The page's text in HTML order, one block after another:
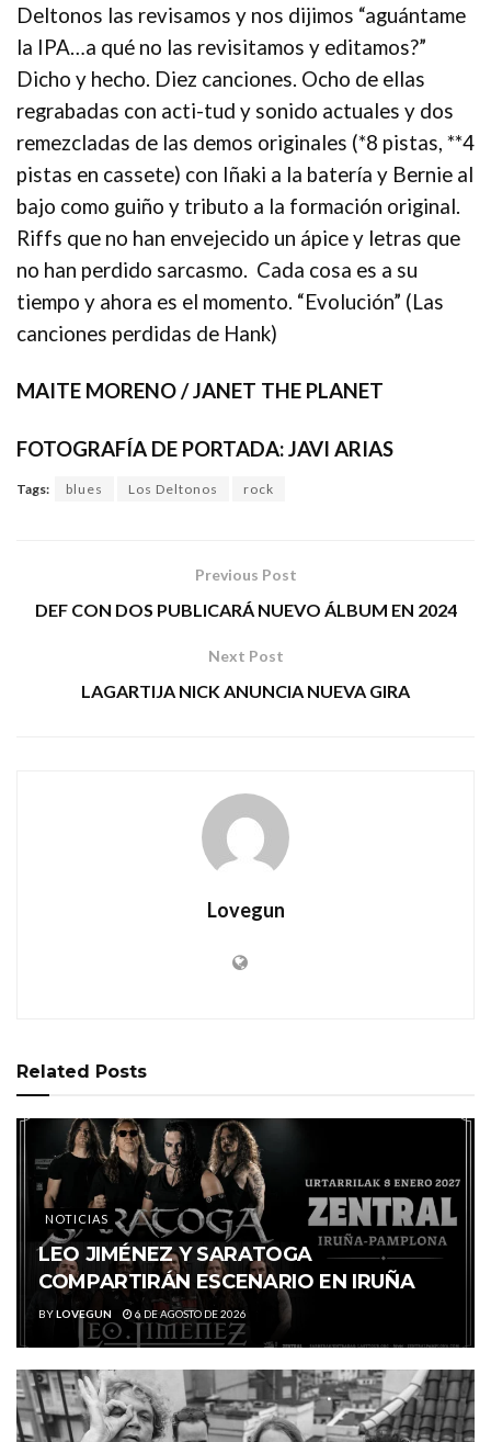
Deltonos las revisamos y nos dijimos “aguántame
la IPA…a qué no las revisitamos y editamos?”
Dicho y hecho. Diez canciones. Ocho de ellas
regrabadas con acti-tud y sonido actuales y dos
remezcladas de las demos originales (*8 pistas, **4
pistas en cassete) con Iñaki a la batería y Bernie al
bajo como guiño y tributo a la formación original.
Riffs que no han envejecido un ápice y letras que
no han perdido sarcasmo. Cada cosa es a su
tiempo y ahora es el momento. “Evolución” (Las
canciones perdidas de Hank)
MAITE MORENO / JANET THE PLANET
FOTOGRAFÍA DE PORTADA: JAVI ARIAS
Tags: blues Los Deltonos rock
Previous Post
DEF CON DOS PUBLICARÁ NUEVO ÁLBUM EN 2024
Next Post
LAGARTIJA NICK ANUNCIA NUEVA GIRA
Lovegun
Related Posts
NOTICIAS
LEO JIMÉNEZ Y SARATOGA
COMPARTIRÁN ESCENARIO EN IRUÑA
BYLOVEGUN 6 DE AGOSTO DE 2026